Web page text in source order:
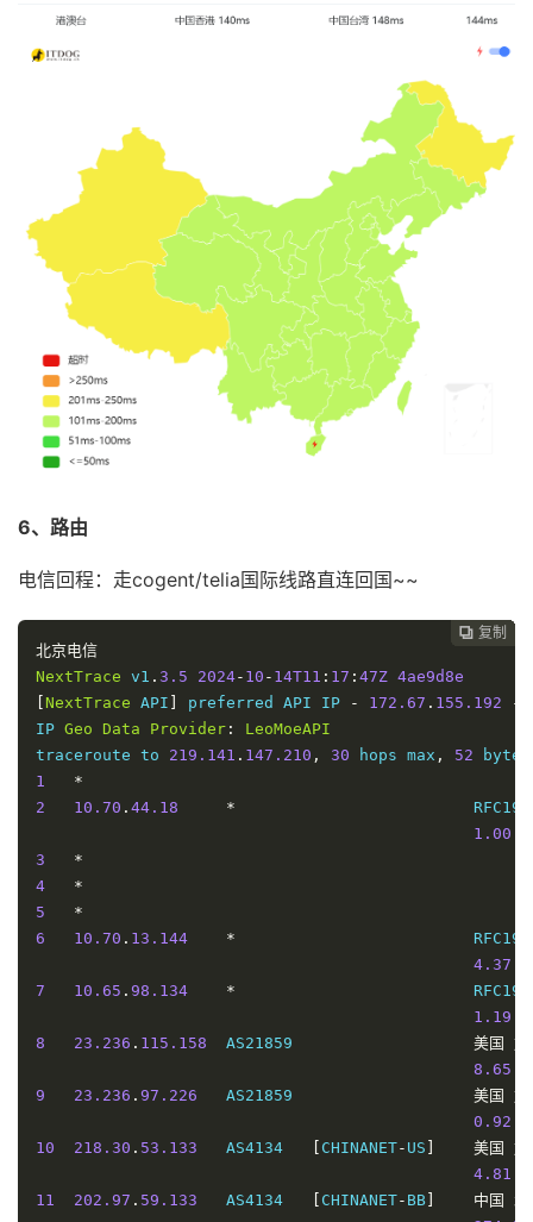
6、路由
电信回程：走cogent/telia国际线路直连回国~~
 复制
 复制
 复制
 复制
 复制
 复制
 复制
 复制
 复制
北京电信
NextTrace v1 . 3.5 2024- 10 - 14T11 : 17 : 47Z 4ae9d8e
NextTrace API preferred API IP - 172.67 . 155.192 -
IP Geo Data Provider :
LeoMoeAPI
traceroute to 219.141 . 147.210 , 30 hops max ,
52
1
*
2
10.70 . 44.18 *
1.00
3
*
4
*
5
*
6
10.70 . 13.144 *
4.37
7
10.65 . 98.134 *
1.19
8
23.236 . 115.158
  AS21859
美国
加
8.65
9
23.236 . 97.226
   AS21859
美国
加
0.92
10
218.30 . 53.133
   AS4134
CHINANET- US 美国
加
4.81
11
202.97 . 59.133
   AS4134
CHINANET- BB 中国
北